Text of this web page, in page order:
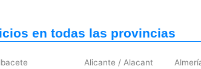
en todas las provincias
Alicante / Alacant